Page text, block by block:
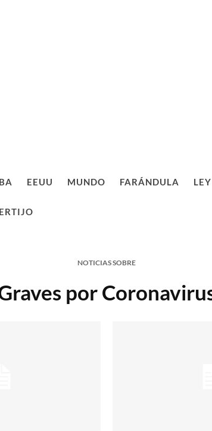
EEUU MUNDO FARÁNDULA
NOTICIAS SOBRE
por